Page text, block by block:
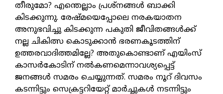
തീരുമോ? എന്തെല്ലാം പ്രശ്നങ്ങൾ ബാക്കി
കിടക്കുന്നു. രേഷ്മയെപ്പോലെ നരകയാതന
അനുഭവിച്ചു കിടക്കുന്ന പകുതി ജീവിതങ്ങൾക്ക്
നല്ല ചികിത്സ കൊടുക്കാൻ ഭരണകൂടത്തിന്
ഉത്തരവാദിത്തമില്ലേ? അതുകൊണ്ടാണ് എയിംസ്
കാസർകോടിന് നൽകണമെന്നാവശ്യപ്പെട്ട്
ജനങ്ങൾ സമരം ചെയ്യുന്നത്. സമരം നൂറ് ദിവസം
കടന്നിട്ടും സെക്രട്ടറിയേറ്റ് മാർച്ചുകൾ നടന്നിട്ടും